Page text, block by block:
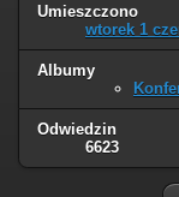
Umieszczono
wtorek 1
Albumy
Odwiedzin
6623